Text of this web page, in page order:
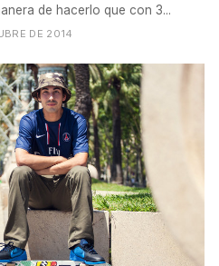
de hacerlo que con 3...
DE 2014